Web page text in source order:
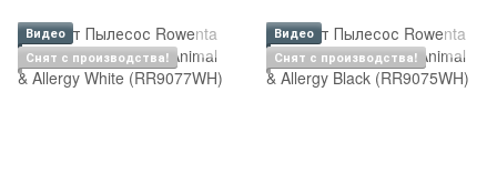
Видео
Снят с производства!
Видео
Снят с производства!